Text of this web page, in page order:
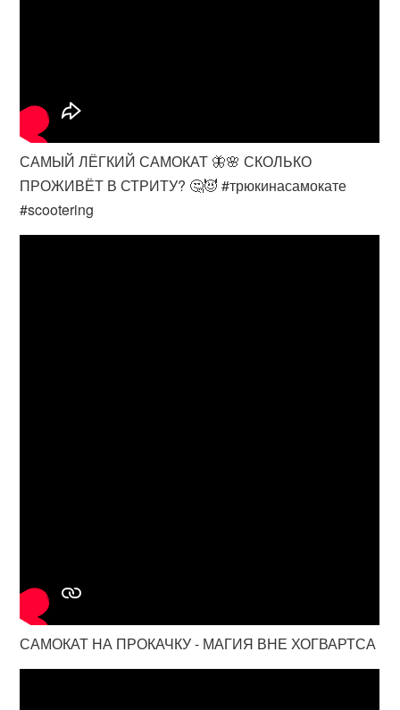
САМЫЙ ЛЁГКИЙ САМОКАТ 🦋🌸 СКОЛЬКО
ПРОЖИВЁТ В СТРИТУ? 🤔😈 #трюкинасамокате
#scootering
САМОКАТ НА ПРОКАЧКУ - МАГИЯ ВНЕ ХОГВАРТСА